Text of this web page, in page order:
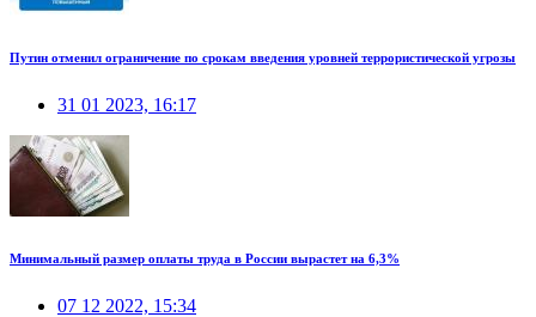
Путин отменил ограничение по срокам введения уровней террористической угрозы
31 01 2023, 16:17
Минимальный размер оплаты труда в России вырастет на 6,3%
07 12 2022, 15:34